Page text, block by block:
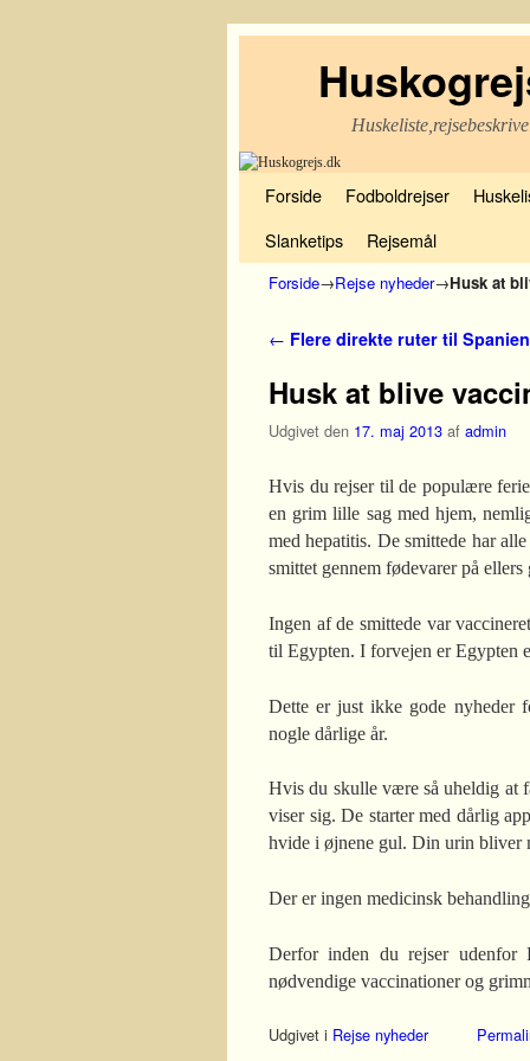
Forside Fodboldrejser
Slanketips
Rejsemål
Forside→Rejse nyheder→Husk at
Indlæg navigation
← Flere direkte ruter til Spanien
Husk at blive
Udgivet den 17. maj 2013 af admin
Hvis du rejser til de populære
en grim lille sag med hjem,
med hepatitis. De smittede har
smittet gennem fødevarer på ellers
Ingen af de smittede var
til Egypten. I forvejen er Egypten
Dette er just ikke gode nyheder
nogle dårlige år.
Hvis du skulle være så uheldig at
viser sig. De starter med dårlig
hvide i øjnene gul. Din urin bliver
Der er ingen medicinsk
Derfor inden du rejser udenfor
nødvendige vaccinationer og
Udgivet i Rejse nyheder